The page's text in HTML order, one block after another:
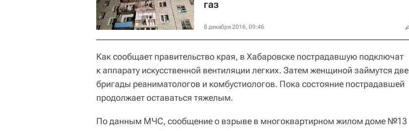
газ
8 декабря 2016, 09:46
Как сообщает правительство края, в Хабаровске пострадавшую подключат
к аппарату искусственной вентиляции легких. Затем женщиной займутся две
бригады реаниматологов и комбустиологов. Пока состояние пострадавшей
продолжает оставаться тяжелым.
По данным МЧС, сообщение о взрыве в многоквартирном жилом доме №13